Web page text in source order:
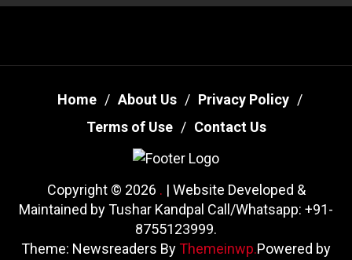
Home About Us
Privacy Policy
Terms of Use
Contact Us
Copyright © 2026 . | Website Developed &
Maintained by Tushar Kandpal Call/Whatsapp: +91-
8755123999.
Theme: Newsreaders By Themeinwp.Powered by